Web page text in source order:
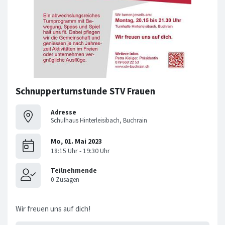
Schnupperturnstunde STV Frauen
Adresse
Schulhaus Hinterleisibach, Buchrain
Wir freuen uns auf dich!